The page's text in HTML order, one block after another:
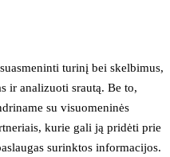
turinį bei skelbimus,
ir analizuoti srautą. Be to,
su visuomeninės
kurie gali ją pridėti prie
surinktos informacijos.